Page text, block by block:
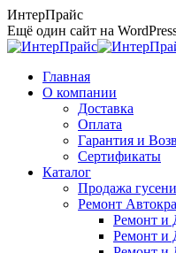
Перейти
к
содержанию
ИнтерПрайс
Ещё один сайт на
Главная
О компании
Доставка
Оплата
Гарантия и
Сертификаты
Каталог
Продажа
Ремонт
Ремонт и
Ремонт и